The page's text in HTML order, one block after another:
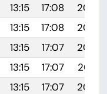
13:15 17:08
20:29
13:15 17:08
20:28
13:15 17:07
20:28
13:15 17:07
20:27
13:15 17:07
20:26